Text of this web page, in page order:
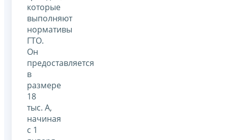
которые
выполняют
нормативы
ГТО.
Он
предоставляется
в
размере
18
тыс. А,
начиная
с 1